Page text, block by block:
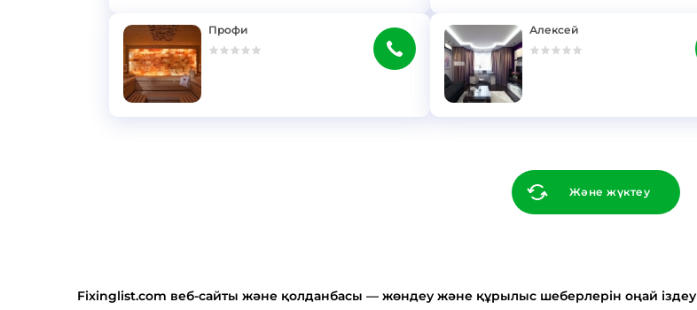
Профи Алексей
Және жүктеу
Fixinglist.com веб-сайты және қолданбасы — жөндеу және құрылыс шеберлерін оңай іздеу